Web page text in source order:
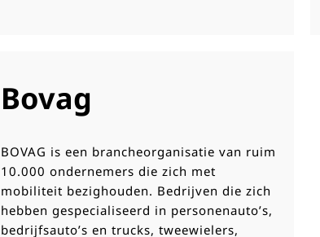
Bovag
BOVAG is een brancheorganisatie van ruim
10.000 ondernemers die zich met
mobiliteit bezighouden. Bedrijven die zich
hebben gespecialiseerd in personenauto’s,
bedrijfsauto’s en trucks, tweewielers,